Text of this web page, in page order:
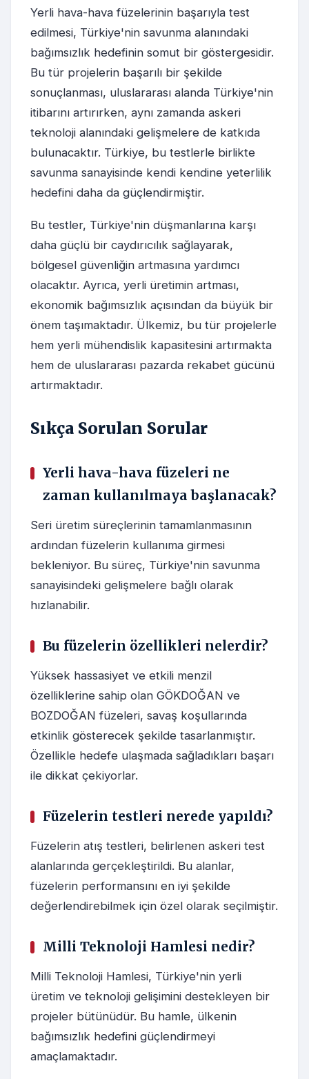
Yerli hava-hava füzelerinin başarıyla test
edilmesi, Türkiye'nin savunma alanındaki
bağımsızlık hedefinin somut bir göstergesidir.
Bu tür projelerin başarılı bir şekilde
sonuçlanması, uluslararası alanda Türkiye'nin
itibarını artırırken, aynı zamanda askeri
teknoloji alanındaki gelişmelere de katkıda
bulunacaktır. Türkiye, bu testlerle birlikte
savunma sanayisinde kendi kendine yeterlilik
hedefini daha da güçlendirmiştir.
Bu testler, Türkiye'nin düşmanlarına karşı
daha güçlü bir caydırıcılık sağlayarak,
bölgesel güvenliğin artmasına yardımcı
olacaktır. Ayrıca, yerli üretimin artması,
ekonomik bağımsızlık açısından da büyük bir
önem taşımaktadır. Ülkemiz, bu tür projelerle
hem yerli mühendislik kapasitesini artırmakta
hem de uluslararası pazarda rekabet gücünü
artırmaktadır.
Sıkça Sorulan Sorular
Yerli hava-hava füzeleri ne
zaman kullanılmaya başlanacak?
Seri üretim süreçlerinin tamamlanmasının
ardından füzelerin kullanıma girmesi
bekleniyor. Bu süreç, Türkiye'nin savunma
sanayisindeki gelişmelere bağlı olarak
hızlanabilir.
Bu füzelerin özellikleri nelerdir?
Yüksek hassasiyet ve etkili menzil
özelliklerine sahip olan GÖKDOĞAN ve
BOZDOĞAN füzeleri, savaş koşullarında
etkinlik gösterecek şekilde tasarlanmıştır.
Özellikle hedefe ulaşmada sağladıkları başarı
ile dikkat çekiyorlar.
Füzelerin testleri nerede yapıldı?
Füzelerin atış testleri, belirlenen askeri test
alanlarında gerçekleştirildi. Bu alanlar,
füzelerin performansını en iyi şekilde
değerlendirebilmek için özel olarak seçilmiştir.
Milli Teknoloji Hamlesi nedir?
Milli Teknoloji Hamlesi, Türkiye'nin yerli
üretim ve teknoloji gelişimini destekleyen bir
projeler bütünüdür. Bu hamle, ülkenin
bağımsızlık hedefini güçlendirmeyi
amaçlamaktadır.